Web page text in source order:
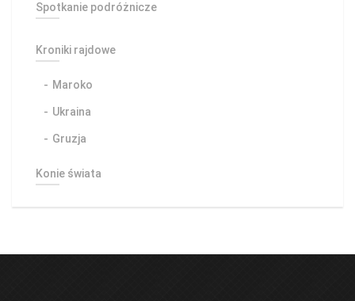
Spotkanie podróżnicze
Kroniki rajdowe
Maroko
Ukraina
Gruzja
Konie świata